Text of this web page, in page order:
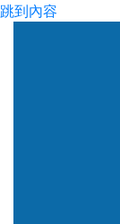
跳到內容